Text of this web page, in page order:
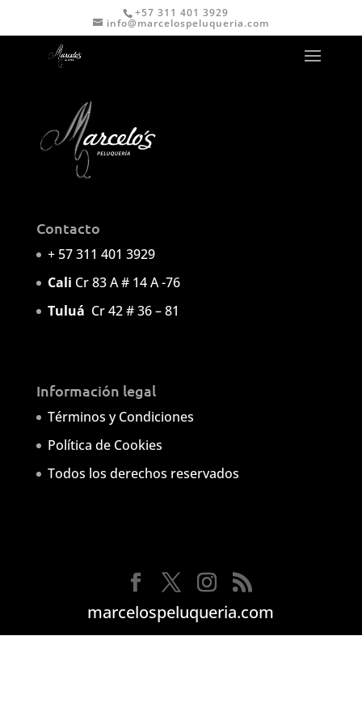
+57 311 401 3929
info@marcelospeluqueria.com
Contacto
+ 57 311 401 3929
Cali Cr 83 A # 14 A -76
Tuluá Cr 42 # 36 – 81
Información legal
Términos y Condiciones
Política de Cookies
Todos los derechos reservados
marcelospeluqueria.com